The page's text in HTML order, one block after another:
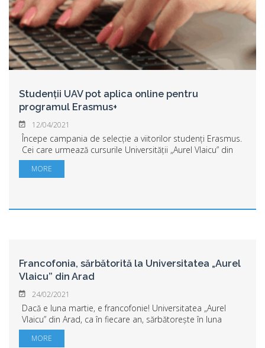
Studenții UAV pot aplica online pentru
programul Erasmus+
12/04/2021
Începe campania de selecție a viitorilor studenți Erasmus.
Cei care urmează cursurile Universității „Aurel Vlaicu” din
Arad și vor ca în anul universitar 2021- 2022 să studieze în
altă țară, să se b...
MORE
Francofonia, sărbătorită la Universitatea „Aurel
Vlaicu” din Arad
24/02/2021
Dacă e luna martie, e francofonie! Universitatea „Aurel
Vlaicu” din Arad, ca în fiecare an, sărbătorește în luna
martie zilele internaționale ale francofoniei. Și cea mai
bună modalitate de promovare ...
MORE